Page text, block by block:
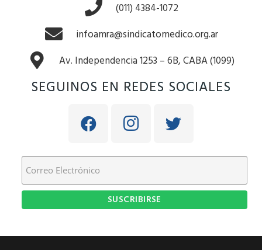
(011) 4384-1072
infoamra@sindicatomedico.org.ar
Av. Independencia 1253 – 6B, CABA (1099)
SEGUINOS EN REDES SOCIALES